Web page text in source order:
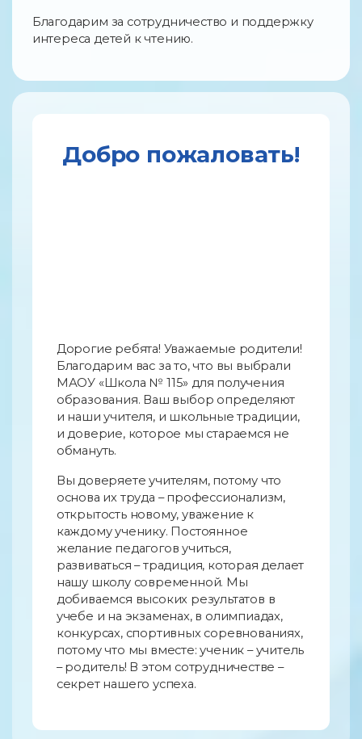
Благодарим за сотрудничество и поддержку
интереса детей к чтению.
Добро пожаловать!
Дорогие ребята! Уважаемые родители!
Благодарим вас за то, что вы выбрали
МАОУ «Школа № 115» для получения
образования. Ваш выбор определяют
и наши учителя, и школьные традиции,
и доверие, которое мы стараемся не
обмануть.
Вы доверяете учителям, потому что
основа их труда – профессионализм,
открытость новому, уважение к
каждому ученику. Постоянное
желание педагогов учиться,
развиваться – традиция, которая делает
нашу школу современной. Мы
добиваемся высоких результатов в
учебе и на экзаменах, в олимпиадах,
конкурсах, спортивных соревнованиях,
потому что мы вместе: ученик – учитель
– родитель! В этом сотрудничестве –
секрет нашего успеха.